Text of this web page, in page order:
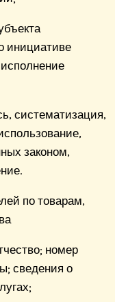
инициативе
систематизация,
законом,
по товарам,
номер
сведения о